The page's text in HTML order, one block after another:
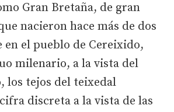
Gran Bretaña, de gran
nacieron hace más de dos
el pueblo de Cereixido,
milenario, a la vista del
los tejos del teixedal
discreta a la vista de las